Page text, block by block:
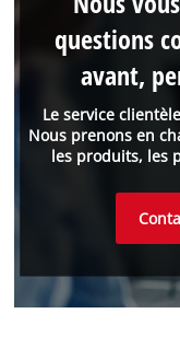
Le service
Nous prenons en
les produits, les
questions
avant,